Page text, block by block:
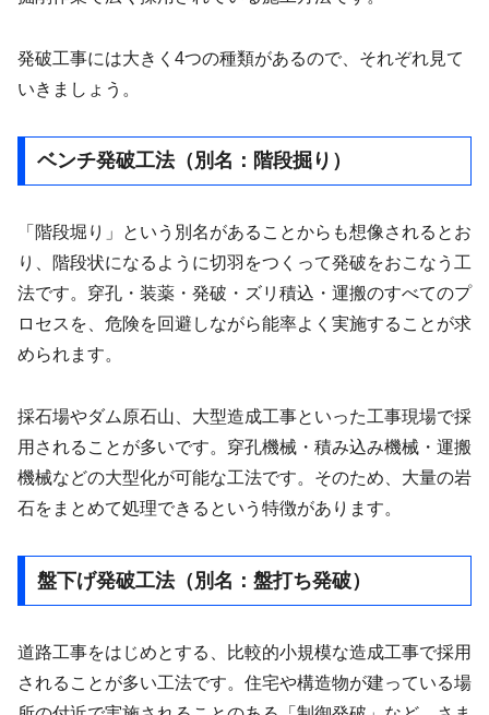
発破工事には大きく4つの種類があるので、それぞれ見て
いきましょう。
ベンチ発破工法（別名：階段掘り）
「階段堀り」という別名があることからも想像されるとお
り、階段状になるように切羽をつくって発破をおこなう工
法です。穿孔・装薬・発破・ズリ積込・運搬のすべてのプ
ロセスを、危険を回避しながら能率よく実施することが求
められます。
採石場やダム原石山、大型造成工事といった工事現場で採
用されることが多いです。穿孔機械・積み込み機械・運搬
機械などの大型化が可能な工法です。そのため、大量の岩
石をまとめて処理できるという特徴があります。
盤下げ発破工法（別名：盤打ち発破）
道路工事をはじめとする、比較的小規模な造成工事で採用
されることが多い工法です。住宅や構造物が建っている場